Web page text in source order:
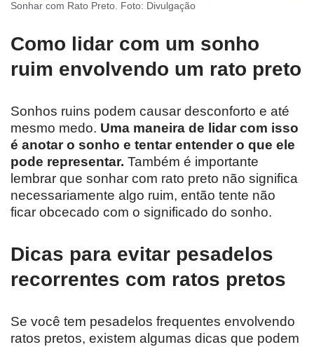
Sonhar com Rato Preto. Foto: Divulgação
Como lidar com um sonho
ruim envolvendo um rato preto
Sonhos ruins podem causar desconforto e até
mesmo medo. Uma maneira de lidar com isso
é anotar o sonho e tentar entender o que ele
pode representar. Também é importante
lembrar que sonhar com rato preto não significa
necessariamente algo ruim, então tente não
ficar obcecado com o significado do sonho.
Dicas para evitar pesadelos
recorrentes com ratos pretos
Se você tem pesadelos frequentes envolvendo
ratos pretos, existem algumas dicas que podem